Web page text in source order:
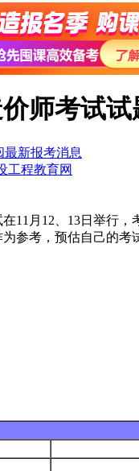
师考试
最新报考消息
工程教育网
在11月12、13日举行
参考，预估自己的考